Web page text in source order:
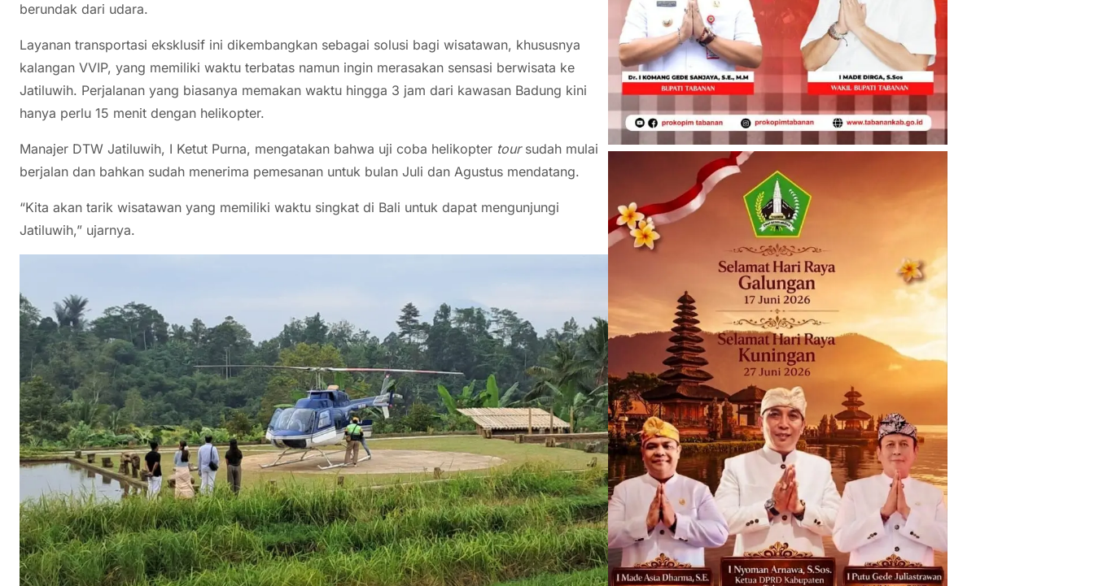
berundak dari udara.
Layanan transportasi eksklusif ini dikembangkan sebagai solusi bagi wisatawan, khususnya
kalangan VVIP, yang memiliki waktu terbatas namun ingin merasakan sensasi berwisata ke
Jatiluwih. Perjalanan yang biasanya memakan waktu hingga 3 jam dari kawasan Badung kini
hanya perlu 15 menit dengan helikopter.
Manajer DTW Jatiluwih, I Ketut Purna, mengatakan bahwa uji coba helikopter toursudah mulai
berjalan dan bahkan sudah menerima pemesanan untuk bulan Juli dan Agustus mendatang.
“Kita akan tarik wisatawan yang memiliki waktu singkat di Bali untuk dapat mengunjungi
Jatiluwih,” ujarnya.